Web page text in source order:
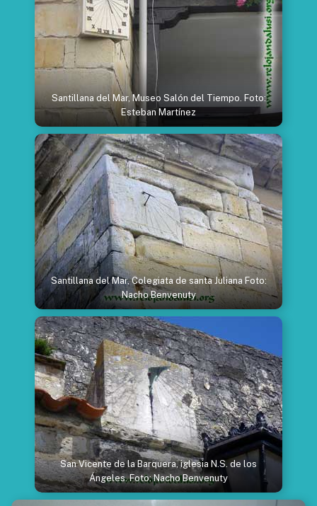
Santillana del Mar, Museo Salón del Tiempo. Foto:
Esteban Martínez
Santillana del Mar, Colegiata de santa Juliana Foto:
Nacho Benvenuty
San Vicente de la Barquera, iglesia N.S. de los
Ángeles. Foto: Nacho Benvenuty